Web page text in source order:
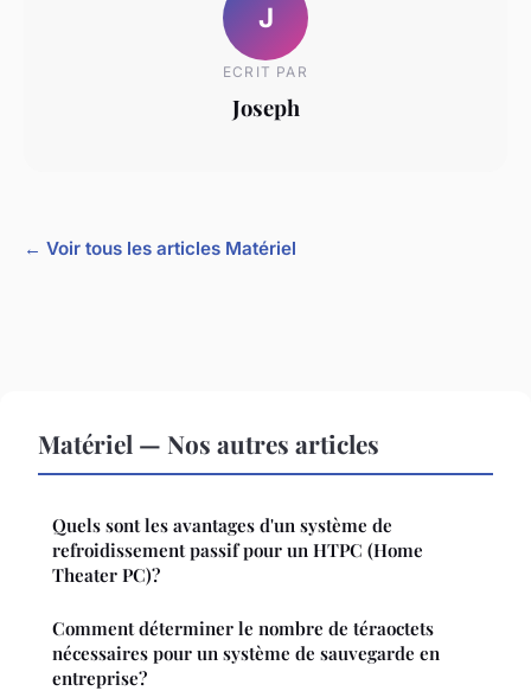
J
ECRIT PAR
Joseph
← Voir tous les articles Matériel
Matériel — Nos autres articles
Quels sont les avantages d'un système de
refroidissement passif pour un HTPC (Home
Theater PC)?
Comment déterminer le nombre de téraoctets
nécessaires pour un système de sauvegarde en
entreprise?